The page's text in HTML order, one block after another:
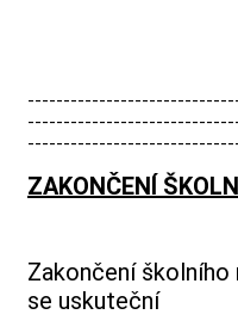
ZAKONČENÍ
Zakončení školního
se uskuteční